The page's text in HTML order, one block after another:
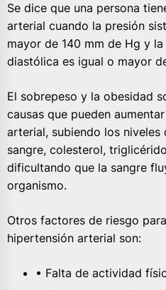
Se dice que una persona
arterial cuando la presión
mayor de 140 mm de Hg y
diastólica es igual o mayor
El sobrepeso y la obesidad
causas que pueden
arterial, subiendo los niveles
sangre, colesterol,
dificultando que la sangre
organismo.
Otros factores de riesgo
hipertensión arterial son:
• Falta de actividad